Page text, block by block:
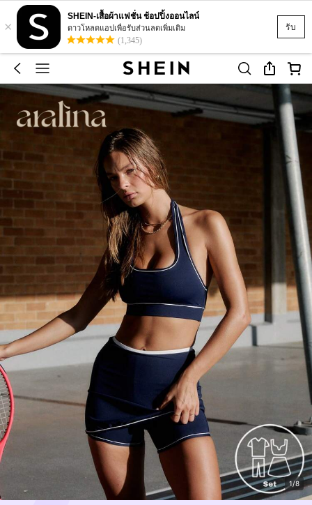
รับ
×
SHEIN-เสื้อผ้าแฟชั่น ช้อปปิ้งออนไลน์
ดาวโหลดแอปเพื่อรับส่วนลดเพิ่มเติม
(1,345)
1/8